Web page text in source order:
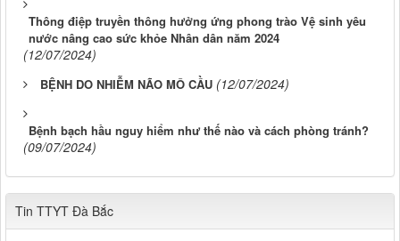
Thông điệp truyền thông hưởng ứng phong trào Vệ sinh yêu
nước nâng cao sức khỏe Nhân dân năm 2024
(12/07/2024)
BỆNH DO NHIỄM NÃO MÔ CẦU (12/07/2024)
Bệnh bạch hầu nguy hiểm như thế nào và cách phòng tránh?
(09/07/2024)
Tin TTYT Đà Bắc